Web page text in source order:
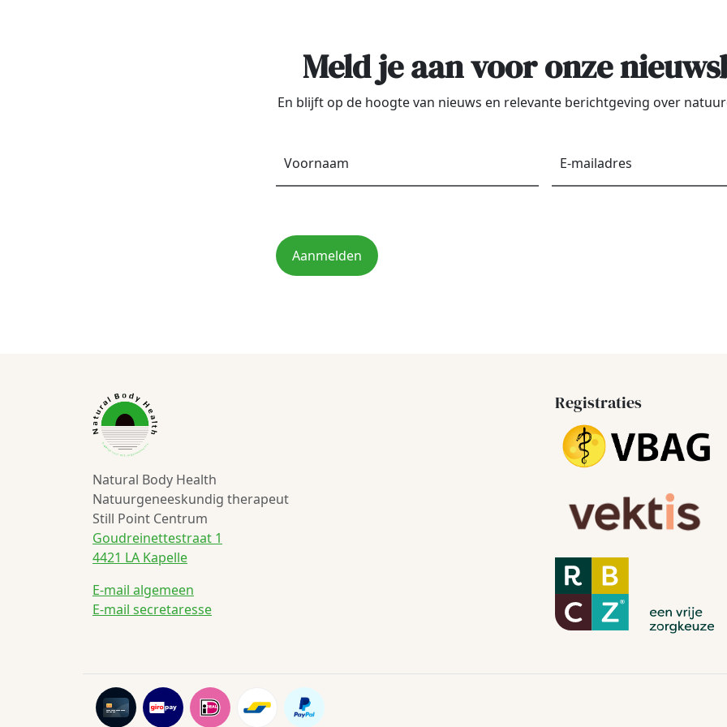
Meld je aan voor onze
En blijft op de hoogte van nieuws en relevante berichtgeving over
Aanmelden
Natural Body Health
Natuurgeneeskundig therapeut
Still Point Centrum
Goudreinettestraat 1
4421 LA Kapelle
E-mail algemeen
E-mail secretaresse
Registraties